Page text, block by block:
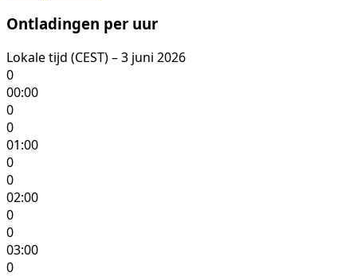
Ontladingen per uur
Lokale tijd (CEST) – 3 juni 2026
0
00:00
0
0
01:00
0
0
02:00
0
0
03:00
0